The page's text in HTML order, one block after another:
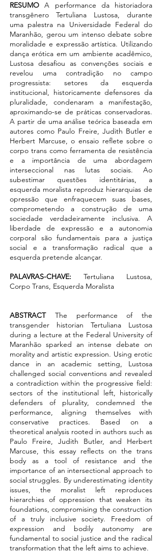
RESUMO A performance da historiadora
transgênero Tertuliana Lustosa, durante
uma palestra na Universidade Federal do
Maranhão, gerou um intenso debate sobre
moralidade e expressão artística. Utilizando
dança erótica em um ambiente acadêmico,
Lustosa desafiou as convenções sociais e
revelou uma contradição no campo
progressista: setores da esquerda
institucional, historicamente defensores da
pluralidade, condenaram a manifestação,
aproximando-se de práticas conservadoras.
A partir de uma análise teórica baseada em
autores como Paulo Freire, Judith Butler e
Herbert Marcuse, o ensaio reflete sobre o
corpo trans como ferramenta de resistência
e a importância de uma abordagem
interseccional nas lutas sociais. Ao
subestimar questões identitárias, a
esquerda moralista reproduz hierarquias de
opressão que enfraquecem suas bases,
comprometendo a construção de uma
sociedade verdadeiramente inclusiva. A
liberdade de expressão e a autonomia
corporal são fundamentais para a justiça
social e a transformação radical que a
esquerda pretende alcançar.
PALAVRAS-CHAVE: Tertuliana Lustosa,
Corpo Trans, Esquerda Moralista
ABSTRACTThe performance of the
transgender historian Tertuliana Lustosa
during a lecture at the Federal University of
Maranhão sparked an intense debate on
morality and artistic expression. Using erotic
dance in an academic setting, Lustosa
challenged social conventions and revealed
a contradiction within the progressive field:
sectors of the institutional left, historically
defenders of plurality, condemned the
performance, aligning themselves with
conservative practices. Based on a
theoretical analysis rooted in authors such as
Paulo Freire, Judith Butler, and Herbert
Marcuse, this essay reflects on the trans
body as a tool of resistance and the
importance of an intersectional approach to
social struggles. By underestimating identity
issues, the moralist left reproduces
hierarchies of oppression that weaken its
foundations, compromising the construction
of a truly inclusive society. Freedom of
expression and bodily autonomy are
fundamental to social justice and the radical
transformation that the left aims to achieve.